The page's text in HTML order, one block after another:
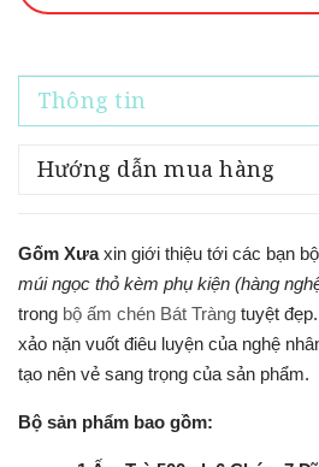
Thông tin
Hướng dẫn mua hàng
Gốm Xưaxin giới thiệu tới các bạn
múi ngọc thỏ kèm phụ kiện (hàng
trong bộ ấm chén Bát Tràng tuyệt
xảo nặn vuốt điêu luyện của nghệ
tạo nên vẻ sang trọng của sản phẩm.
Bộ sản phẩm bao gồm: